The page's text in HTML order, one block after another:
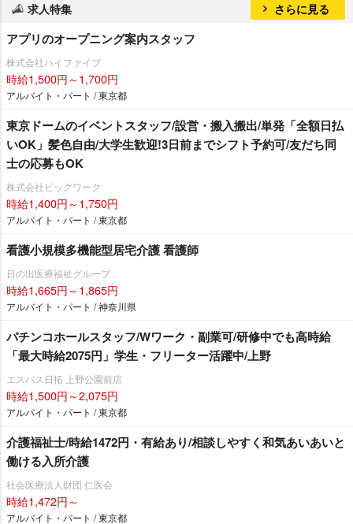
求人特集 さらに見る
アプリのオープニング案内スタッフ
株式会社ハイファイブ
時給1,500円～1,700円
アルバイト・パート / 東京都
東京ドームのイベントスタッフ/設営・搬入搬出/単発「全額日払
いOK」髪色自由/大学生歓迎!3日前までシフト予約可/友だち同
士の応募もOK
株式会社ビッグワーク
時給1,400円～1,750円
アルバイト・パート / 東京都
看護小規模多機能型居宅介護 看護師
日の出医療福祉グループ
時給1,665円～1,865円
アルバイト・パート / 神奈川県
パチンコホールスタッフ/Wワーク・副業可/研修中でも高時給
「最大時給2075円」学生・フリーター活躍中/上野
エスパス日拓 上野公園前店
時給1,500円～2,075円
アルバイト・パート / 東京都
介護福祉士/時給1472円・有給あり/相談しやすく和気あいあいと
働ける入所介護
社会医療法人財団 仁医会
時給1,472円～
アルバイト・パート / 東京都